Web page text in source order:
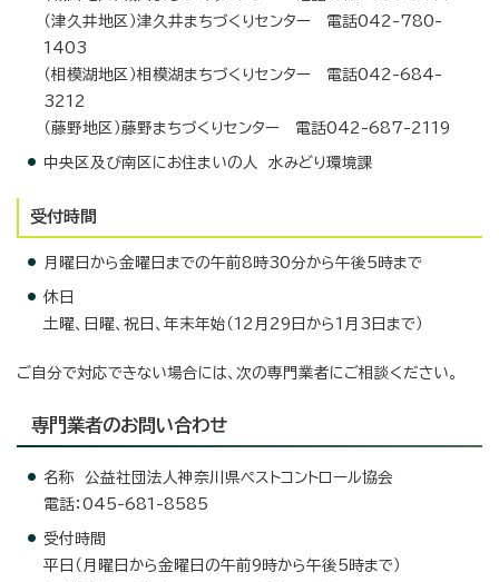
（津久井地区）津久井まちづくりセンター 電話042-780-
1403
（相模湖地区）相模湖まちづくりセンター 電話042-684-
3212
（藤野地区）藤野まちづくりセンター 電話042-687-2119
中央区及び南区にお住まいの人 水みどり環境課
受付時間
月曜日から金曜日までの午前8時30分から午後5時まで
休日
土曜、日曜、祝日、年末年始（12月29日から1月3日まで）
ご自分で対応できない場合には、次の専門業者にご相談ください。
専門業者のお問い合わせ
名称 公益社団法人神奈川県ペストコントロール協会
電話：045-681-8585
受付時間
平日（月曜日から金曜日の午前9時から午後5時まで）